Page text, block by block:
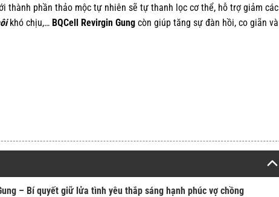
thành phần thảo mộc tự nhiên sẽ tự thanh lọc cơ thể, hỗ trợ giảm các
khó chịu,… BQCell Revirgin Gung còn giúp tăng sự đàn hồi, co giãn và
– Bí quyết giữ lửa tình yêu thắp sáng hạnh phúc vợ chồng